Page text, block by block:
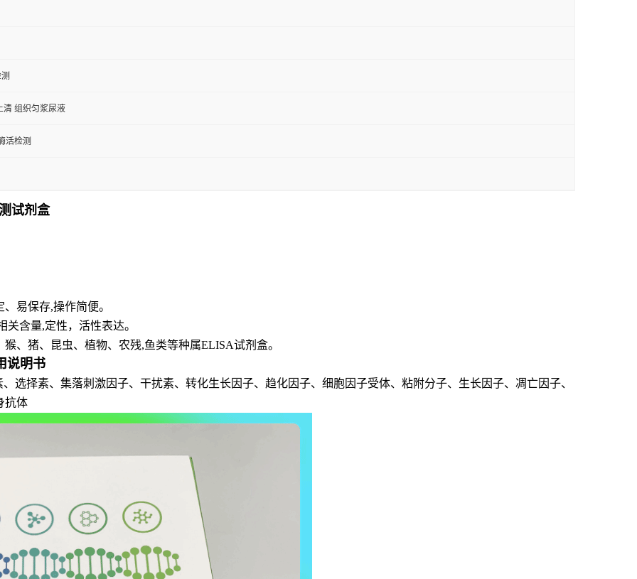
清 组织匀浆尿液
活检测
试剂盒
易保存,操作简便。
含量,定性，活性表达。
、猪、昆虫、植物、农残,鱼类等种属ELISA试剂盒。
说明书
选择素、集落刺激因子、干扰素、转化生长因子、趋化因子、细胞因子受体、粘附分子、生长因子、凋亡因子、
抗体